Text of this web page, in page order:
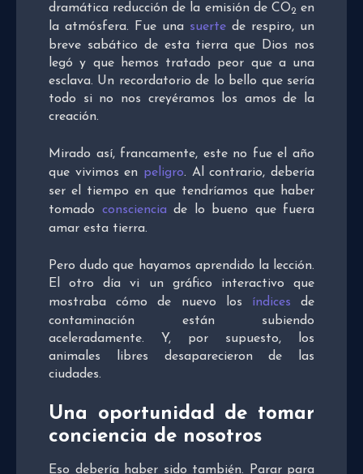
dramática reducción de la emisión de CO2 en
la atmósfera. Fue una suerte de respiro, un
breve sabático de esta tierra que Dios nos
legó y que hemos tratado peor que a una
esclava. Un recordatorio de lo bello que sería
todo si no nos creyéramos los amos de la
creación.
Mirado así, francamente, este no fue el año
que vivimos en peligro. Al contrario, debería
ser el tiempo en que tendríamos que haber
tomado consciencia de lo bueno que fuera
amar esta tierra.
Pero dudo que hayamos aprendido la lección.
El otro día vi un gráfico interactivo que
mostraba cómo de nuevo los índices de
contaminación están subiendo
aceleradamente. Y, por supuesto, los
animales libres desaparecieron de las
ciudades.
Una oportunidad de tomar
conciencia de nosotros
Eso debería haber sido también. Parar para